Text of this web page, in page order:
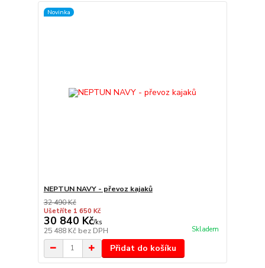
Novinka
NEPTUN NAVY - převoz kajaků
32 490 Kč
Ušetříte 1 650 Kč
30 840 Kč/ks
25 488 Kč bez DPH Skladem
Přidat do košíku